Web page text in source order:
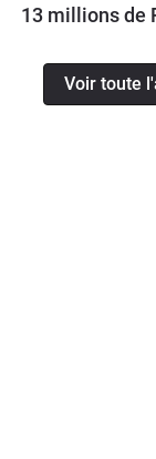
13 millions de
Voir toute